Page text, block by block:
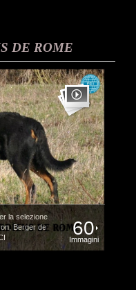
DE ROME
la selezione
Berger de
60
Immagini